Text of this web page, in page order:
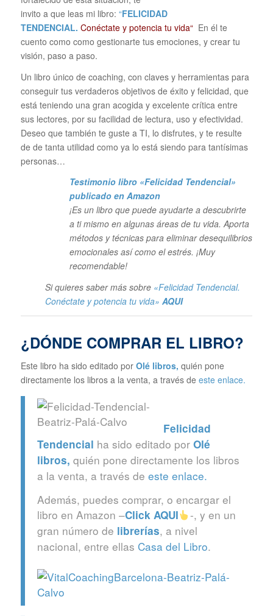
invito a que leas mi libro: “FELICIDAD
TENDENCIAL. Conéctate y potencia tu vida“ En él te
cuento como como gestionarte tus emociones, y crear tu
visión, paso a paso.
Un libro único de coaching, con claves y herramientas para
conseguir tus verdaderos objetivos de éxito y felicidad, que
está teniendo una gran acogida y excelente crítica entre
sus lectores, por su facilidad de lectura, uso y efectividad.
Deseo que también te guste a TI, lo disfrutes, y te resulte
de de tanta utilidad como ya lo está siendo para tantísimas
personas…
Testimonio libro «Felicidad Tendencial»
publicado en Amazon
¡Es un libro que puede ayudarte a descubrirte
a ti mismo en algunas áreas de tu vida. Aporta
métodos y técnicas para eliminar desequilibrios
emocionales así como el estrés. ¡Muy
recomendable!
Si quieres saber más sobre «Felicidad Tendencial.
Conéctate y potencia tu vida» AQUI
¿DÓNDE COMPRAR EL LIBRO?
Este libro ha sido editado por Olé libros, quién pone
directamente los libros a la venta, a través de este enlace.
Felicidad
Tendencial ha sido editado por Olé
libros, quién pone directamente los libros
a la venta, a través de este enlace.
Además, puedes comprar, o encargar el
libro en Amazon –Click AQUI
-, y en un
gran número de librerías, a nivel
nacional, entre ellas Casa del Libro.